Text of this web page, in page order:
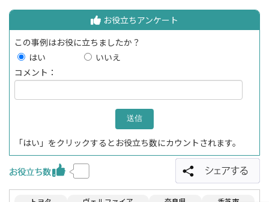
お役立ちアンケート
この事例はお役に立ちましたか？
はい
いいえ
コメント：
「はい」をクリックするとお役立ち数にカウントされます。